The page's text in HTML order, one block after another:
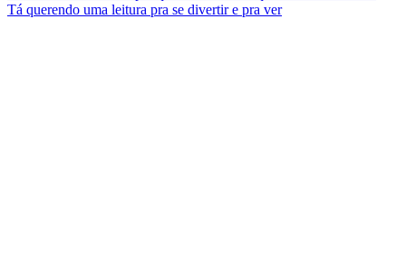
Tá querendo uma leitura pra se divertir e pra ver